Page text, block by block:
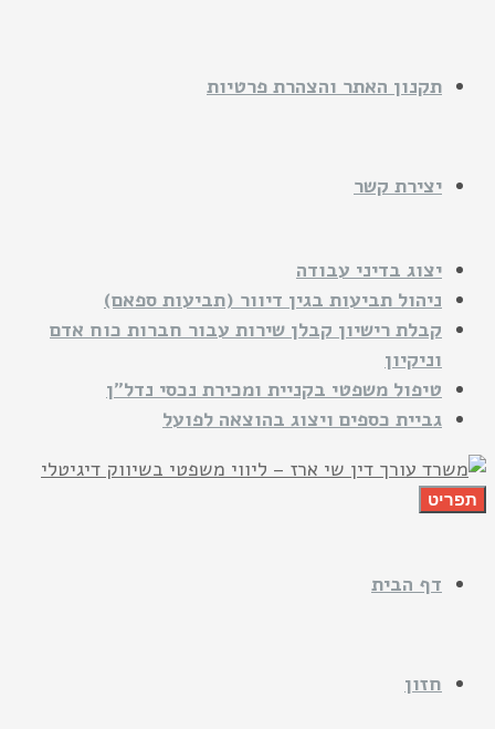
תקנון האתר והצהרת פרטיות
יצירת קשר
יצוג בדיני עבודה
ניהול תביעות בגין דיוור (תביעות ספאם)
קבלת רישיון קבלן שירות עבור חברות כוח אדם
וניקיון
טיפול משפטי בקניית ומכירת נכסי נדל"ן
גביית כספים ויצוג בהוצאה לפועל
תפריט
דף הבית
חזון